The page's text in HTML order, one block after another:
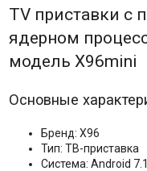
TV приставки с
ядерном
модель X96mini
Основные
Бренд: X96
Тип: ТВ-приставка
Система: Android